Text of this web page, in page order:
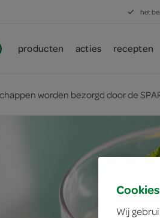
het
producten acties recepten
worden bezorgd door de
Wij